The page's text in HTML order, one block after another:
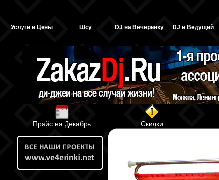
Услуги и Цены Шоу DJ на Вечеринку DJ и Ведущий
Прайс на Декабрь Скидки